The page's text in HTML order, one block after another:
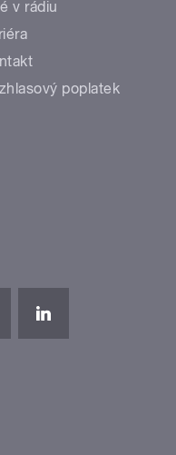
v rádiu
poplatek